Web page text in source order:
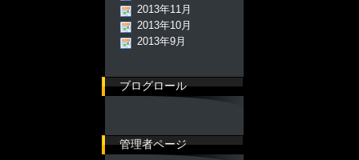
2013年11月
2013年10月
2013年9月
ブログロール
管理者ページ